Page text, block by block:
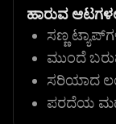
ಹಾರುವ
ಸಣ್ಣ
ಮುಂದೆ
ಸರಿಯಾದ
ಪರದೆಯ